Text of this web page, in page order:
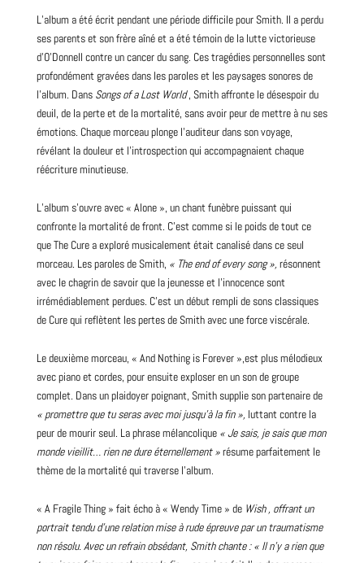
L’album a été écrit pendant une période difficile pour Smith. Il a perdu
ses parents et son frère aîné et a été témoin de la lutte victorieuse
d’O’Donnell contre un cancer du sang. Ces tragédies personnelles sont
profondément gravées dans les paroles et les paysages sonores de
l’album. Dans Songs of a Lost World, Smith affronte le désespoir du
deuil, de la perte et de la mortalité, sans avoir peur de mettre ànuses
émotions. Chaque morceau plonge l’auditeur dans son voyage,
révélant la douleur et l’introspection qui accompagnaient chaque
réécriture minutieuse.
L’album s’ouvre avec « Alone », un chant funèbre puissant qui
confronte la mortalité de front. C’est comme si le poids de tout ce
que The Cure a exploré musicalement était canalisé dans ce seul
morceau. Les paroles de Smith, « The end of every song », résonnent
avec le chagrin de savoir que la jeunesse et l’innocence sont
irrémédiablement perdues. C’est un début rempli de sons classiques
de Cure qui reflètent les pertes de Smith avec une force viscérale.
Le deuxième morceau, « And Nothing is Forever»,est plus mélodieux
avec piano et cordes, pour ensuite exploser en un son de groupe
complet. Dans un plaidoyer poignant, Smith supplie son partenaire de
« promettre que tu seras avec moi jusqu’à la fin », luttant contre la
peur de mourir seul. La phrase mélancolique « Je sais, je sais que mon
monde vieillit… rien ne dure éternellement »résume parfaitement le
thème de la mortalité qui traverse l’album.
« A Fragile Thing » fait écho à « Wendy Time » de Wish , offrant un
portrait tendu d’une relation mise à rude épreuve par un traumatisme
non résolu. Avec un refrain obsédant, Smith chante :« Il n’y a rien que